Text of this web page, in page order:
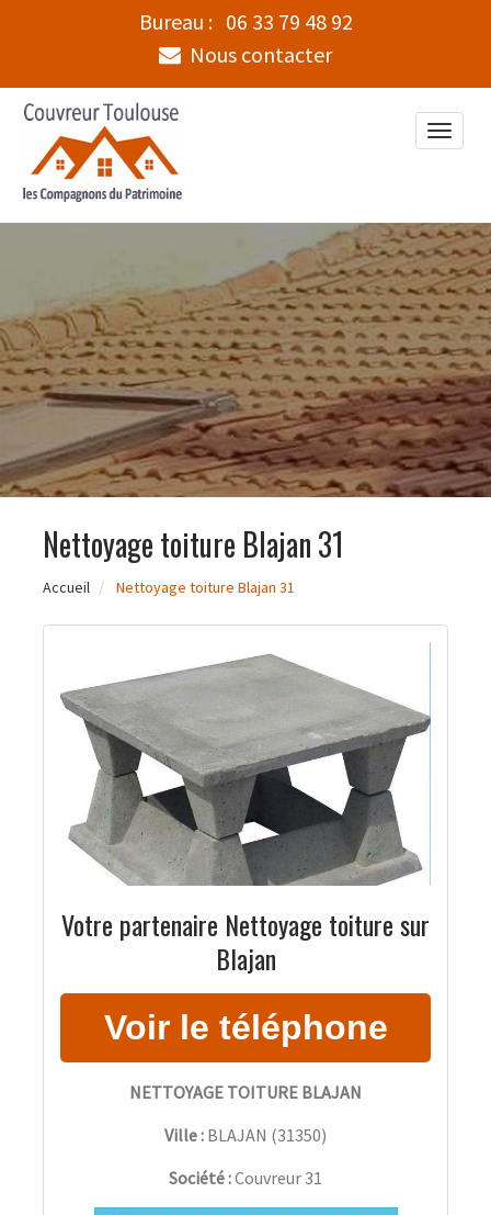
Bureau : 06 33 79 48 92
Nous contacter
Toggle
Nettoyage toiture Blajan 31
Accueil Nettoyage toiture Blajan 31
Votre partenaire Nettoyage toiture sur
Blajan
NETTOYAGE TOITURE BLAJAN
Ville : BLAJAN (31350)
Société :Couvreur 31